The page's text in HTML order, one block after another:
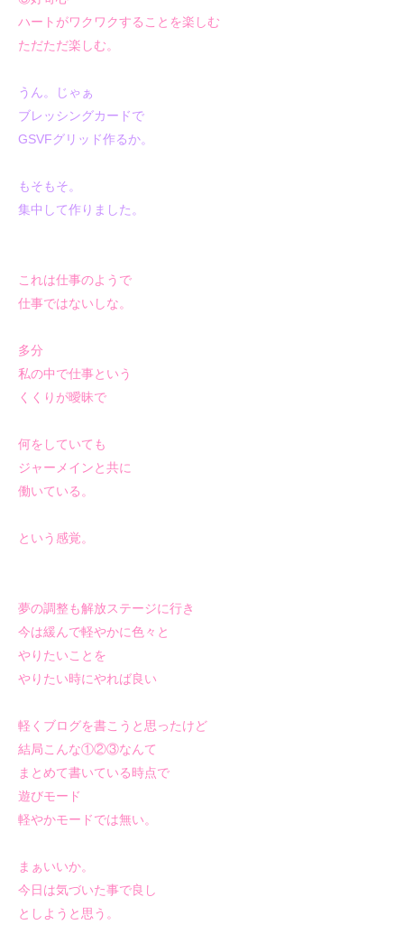
ハートがワクワクすることを楽しむ
ただただ楽しむ。
うん。じゃぁ
ブレッシングカードで
GSVFグリッド作るか。
もそもそ。
集中して作りました。
これは仕事のようで
仕事ではないしな。
多分
私の中で仕事という
くくりが曖昧で
何をしていても
ジャーメインと共に
働いている。
という感覚。
夢の調整も解放ステージに行き
今は緩んで軽やかに色々と
やりたいことを
やりたい時にやれば良い
軽くブログを書こうと思ったけど
結局こんな①②③なんて
まとめて書いている時点で
遊びモード
軽やかモードでは無い。
まぁいいか。
今日は気づいた事で良し
としようと思う。